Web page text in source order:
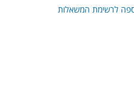
לרשימת המשאלות